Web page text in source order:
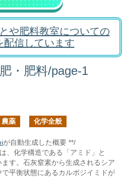
や肥料教室についての
配信しています
・肥料/page-1
農薬 化学全般
が自動生成した概要 **/
、化学構造である「アミド」と
ます。石灰窒素から生成されるシア
平衡状態にあるカルボジイミドが